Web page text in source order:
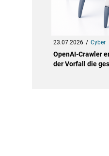
23.07.2026 Cyber
OpenAI-Crawler
der Vorfall die